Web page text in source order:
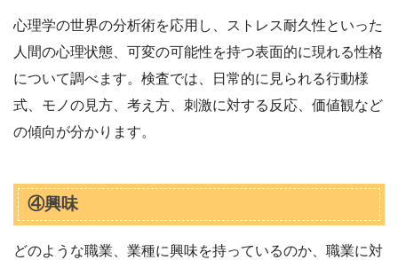
心理学の世界の分析術を応用し、ストレス耐久性といった
人間の心理状態、可変の可能性を持つ表面的に現れる性格
について調べます。検査では、日常的に見られる行動様
式、モノの見方、考え方、刺激に対する反応、価値観など
の傾向が分かります。
④興味
どのような職業、業種に興味を持っているのか、職業に対